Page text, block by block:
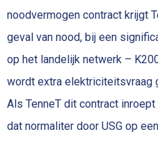
noodvermogen contract krijgt
geval van nood, bij een
op het landelijk netwerk –
wordt extra elektriciteitsvraag
Als TenneT dit contract
dat normaliter door USG op